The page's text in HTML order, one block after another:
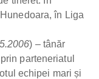
în Liga
) – tânăr
parteneriatul
echipei mari și